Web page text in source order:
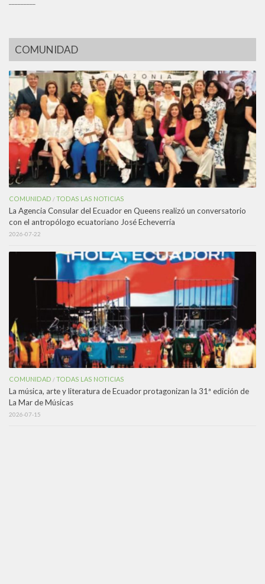
COMUNIDAD
COMUNIDAD /TODAS LAS NOTICIAS
La Agencia Consular del Ecuador en Queens realizó un conversatorio
con el antropólogo ecuatoriano José Echeverría
2026-07-22
COMUNIDAD /TODAS LAS NOTICIAS
La música, arte y literatura de Ecuador protagonizan la 31ª edición de
La Mar de Músicas
2026-07-15